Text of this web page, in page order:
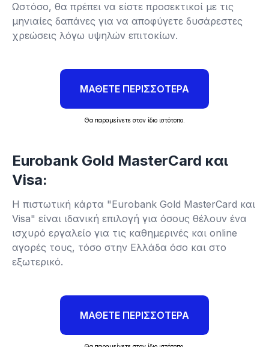
Ωστόσο, θα πρέπει να είστε προσεκτικοί με τις
μηνιαίες δαπάνες για να αποφύγετε δυσάρεστες
χρεώσεις λόγω υψηλών επιτοκίων.
ΜΑΘΕΤΕ ΠΕΡΙΣΣΟΤΕΡΑ
Θα παραμείνετε στον ίδιο ιστότοπο.
Eurobank Gold MasterCard και
Visa:
Η πιστωτική κάρτα "Eurobank Gold MasterCard και
Visa" είναι ιδανική επιλογή για όσους θέλουν ένα
ισχυρό εργαλείο για τις καθημερινές και online
αγορές τους, τόσο στην Ελλάδα όσο και στο
εξωτερικό.
ΜΑΘΕΤΕ ΠΕΡΙΣΣΟΤΕΡΑ